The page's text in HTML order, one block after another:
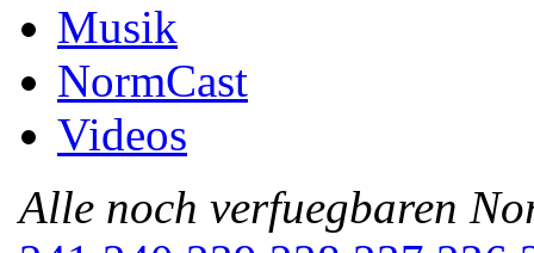
Musik
NormCast
Videos
Alle noch verfuegbaren